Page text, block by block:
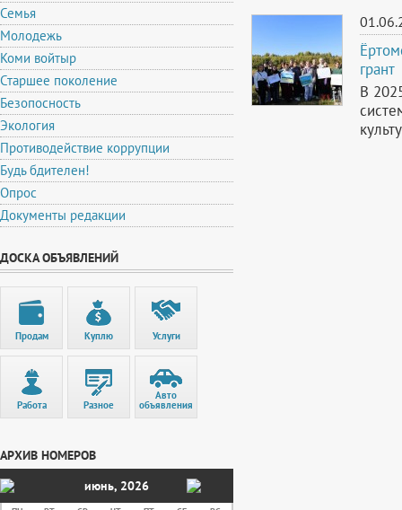
Семья
Молодежь
Коми войтыр
Старшее поколение
Безопосность
Экология
Противодействие коррупции
Будь бдителен!
Опрос
Документы редакции
ДОСКА ОБЪЯВЛЕНИЙ
Продам Куплю Услуги
Работа Разное
Авто
объявления
АРХИВ НОМЕРОВ
июнь, 2026
грант
В